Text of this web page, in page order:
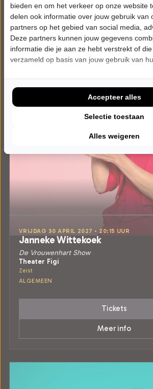
VRIJDAG 30 APRIL 2027 • 20:15 UUR
Janneke Wittekoek
De Vrouwenhart Show
Theater Figi
Zeist
ALGEMEEN
Tickets
Meer info
bieden en om het verkeer op onze website
delen ook informatie over jouw gebruik van
partners op het gebied van social media,
Deze partners kunnen jouw gegevens
informatie die je aan ze hebt verstrekt of
verzameld op basis van jouw gebruik van
Alles weigeren
Selectie toestaan
Accepteer alles